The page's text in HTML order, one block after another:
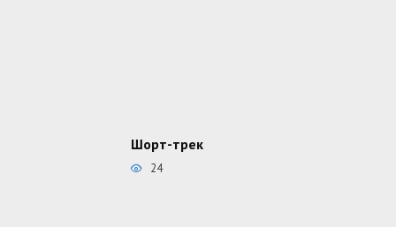
Шорт-трек
24